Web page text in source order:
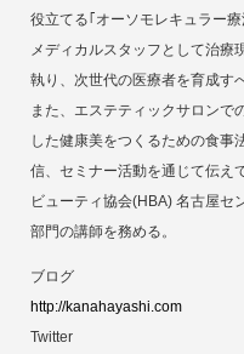
役立てる｢オーソモレキュラー
メディカルスタッフとして治療
執り、次世代の医療者を育成す
また、エステティックサロンで
した健康美をつくるための食事
信、セミナー活動を通じて伝え
ビューティ協会(HBA) 名古屋セ
部門の講師を務める。
ブログ
http://kanahayashi.com
Twitter